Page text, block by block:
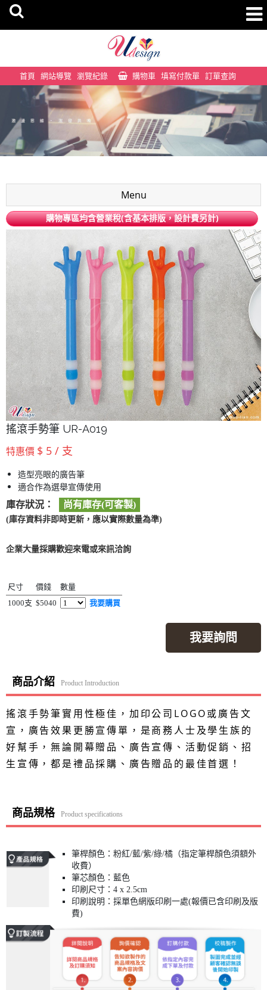
首頁 網站導覽 瀏覽紀錄 購物車 填寫付款單 訂單查詢
Menu
購物專區均含營業稅(含基本排版，設計費另計)
搖滾手勢筆 UR-A019
特惠價 $ 5 / 支
造型亮眼的廣告筆
適合作為選舉宣傳使用
庫存狀況： 尚有庫存(可客製)
(庫存資料非即時更新，應以實際數量為準)
企業大量採購歡迎來電或來訊洽詢
尺寸 價錢
數量
1000支 $5040 我要購買
我要詢問
商品介紹 Product Introduction
搖滾手勢筆實用性極佳，加印公司LOGO或廣告文
宣，廣告效果更勝宣傳單，是商務人士及學生族的
好幫手，無論開幕贈品、廣告宣傳、活動促銷、招
生宣傳，都是禮品採購、廣告贈品的最佳首選！
商品規格 Product specifications
筆桿顏色：粉紅/藍/紫/綠/橘（指定筆桿顏色須額外
收費）
筆芯顏色：藍色
印刷尺寸：4 x 2.5cm
印刷說明：採單色網版印刷一處(報價已含印刷及版
費)